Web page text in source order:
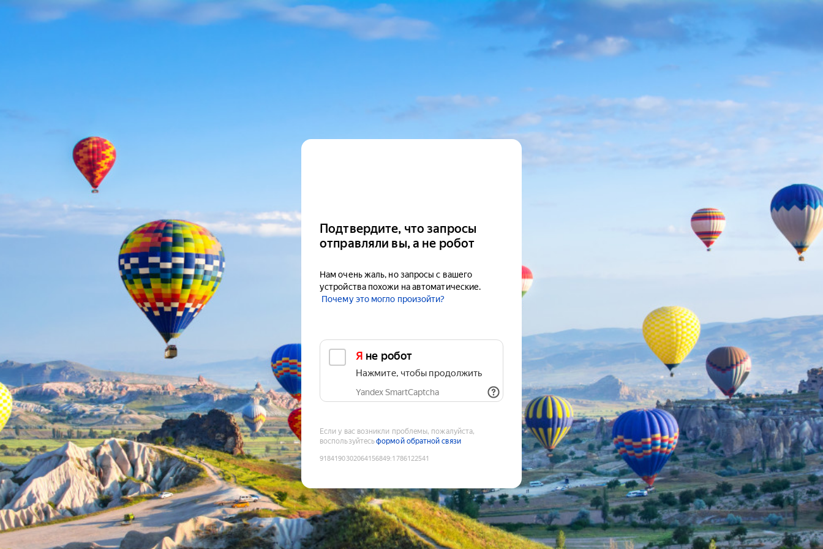
Подтвердите, что запросы
отправляли вы, а не робот
Нам очень жаль, но запросы с вашего
устройства похожи на автоматические.
Почему это могло произойти?
Я не робот
Нажмите, чтобы продолжить
Yandex SmartCaptcha
Если у вас возникли проблемы, пожалуйста,
воспользуйтесьформой обратной связи
9184190302064156849:1786122541